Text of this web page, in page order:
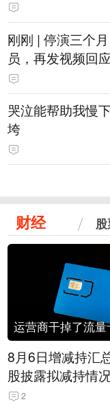
刚刚 | 停演三个
员，再发视频回
哭泣能帮助我慢
垮
财经
8月6日增减持汇
股披露拟减持情
公司披露拟增持情
2